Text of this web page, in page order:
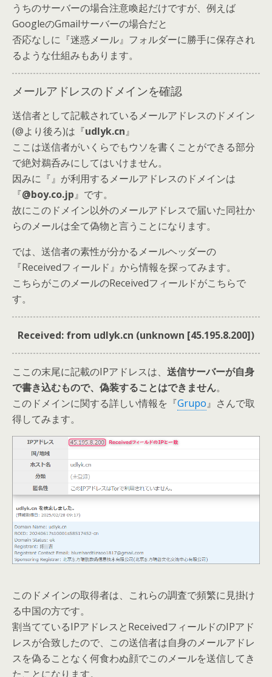
うちのサーバーの場合注意喚起だけですが、例えば
GoogleのGmailサーバーの場合だと
否応なしに『迷惑メール』フォルダーに勝手に保存され
るような仕組みもあります。
メールアドレスのドメインを確認
送信者として記載されているメールアドレスのドメイン
(@より後ろ)は『udlyk.cn』
ここは送信者がいくらでもウソを書くことができる部分
で絶対鵜呑みにしてはいけません。
因みに『』が利用するメールアドレスのドメインは
『@boy.co.jp』です。
故にこのドメイン以外のメールアドレスで届いた同社か
らのメールは全て偽物と言うことになります。
では、送信者の素性が分かるメールヘッダーの
『Receivedフィールド』から情報を探ってみます。
こちらがこのメールのReceivedフィールドがこちらで
す。
Received: from udlyk.cn (unknown [45.195.8.200])
ここの末尾に記載のIPアドレスは、 送信サーバーが自身
で書き込むもので、偽装することはできません。
このドメインに関する詳しい情報を『Grupo』さんで取
得してみます。
このドメインの取得者は、これらの調査で頻繁に見掛け
る中国の方です。
割当てているIPアドレスとReceivedフィールドのIPアド
レスが合致したので、この送信者は自身のメールアドレ
スを偽ることなく何食わぬ顔でこのメールを送信してき
たことになります。